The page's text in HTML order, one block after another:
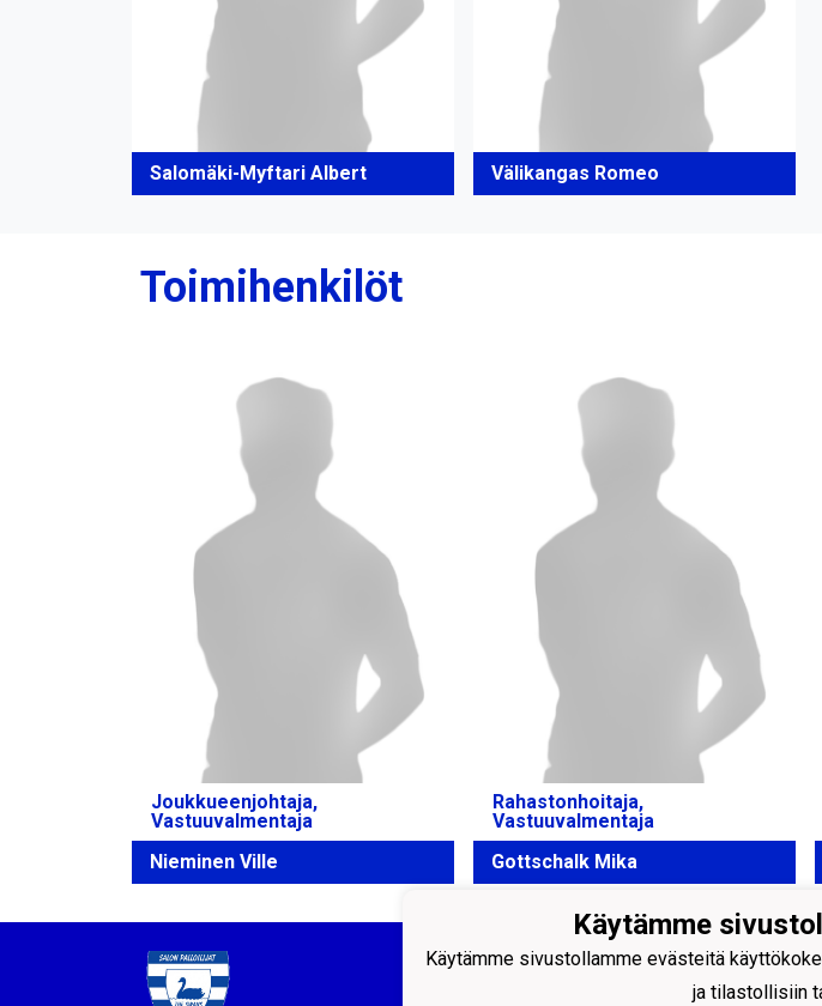
Salomäki-Myftari Albert Välikangas Romeo
Toimihenkilöt
Joukkueenjohtaja,
Vastuuvalmentaja
Nieminen Ville
Rahastonhoitaja,
Vastuuvalmentaja
Gottschalk Mika
Salon Palloilijat ry
Helsingintie 18, 24100 SALO
Käytämme
Käytämme sivustollamme evästeitä
ja tilastollisiin